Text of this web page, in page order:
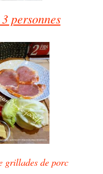
personnes
grillades de porc